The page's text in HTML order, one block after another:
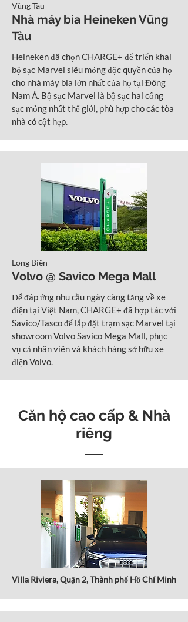
Vũng Tàu
Nhà máy bia Heineken Vũng
Tàu
Heineken đã chọn CHARGE+ để triển khai
bộ sạc Marvel siêu mỏng độc quyền của họ
cho nhà máy bia lớn nhất của họ tại Đông
Nam Á. Bộ sạc Marvel là bộ sạc hai cổng
sạc mỏng nhất thế giới, phù hợp cho các tòa
nhà có cột hẹp.
Long Biên
Volvo @ Savico Mega Mall
Để đáp ứng nhu cầu ngày càng tăng về xe
điện tại Việt Nam, CHARGE+ đã hợp tác với
Savico/Tasco để lắp đặt trạm sạc Marvel tại
showroom Volvo Savico Mega Mall, phục
vụ cả nhân viên và khách hàng sở hữu xe
điện Volvo.
Căn hộ cao cấp & Nhà
riêng
Villa Riviera, Quận 2, Thành phố Hồ Chí Minh